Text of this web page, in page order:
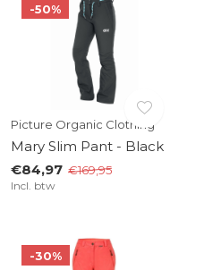
-50%
Picture Organic Clothing
Mary Slim Pant - Black
€84,97 €169,95
Incl. btw
-30%